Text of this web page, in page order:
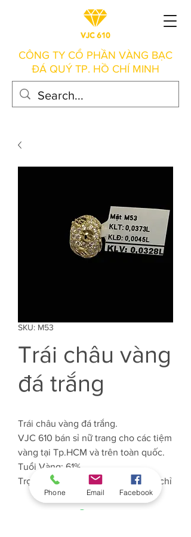
CÔNG TY CỔ PHẦN VÀNG BẠC
ĐÁ QUÝ TP. HỒ CHÍ MINH
SKU: M53
Trái châu vàng
đá trắng
Trái châu vàng đá trắng.
VJC 610 bán sỉ nữ trang cho các tiệm
vàng tại Tp.HCM và trên toàn quốc.
Tuổi Vàng: 61%
Trọng lượng Vàng: Khoảng 0.328 chỉ
Phone Email Facebook